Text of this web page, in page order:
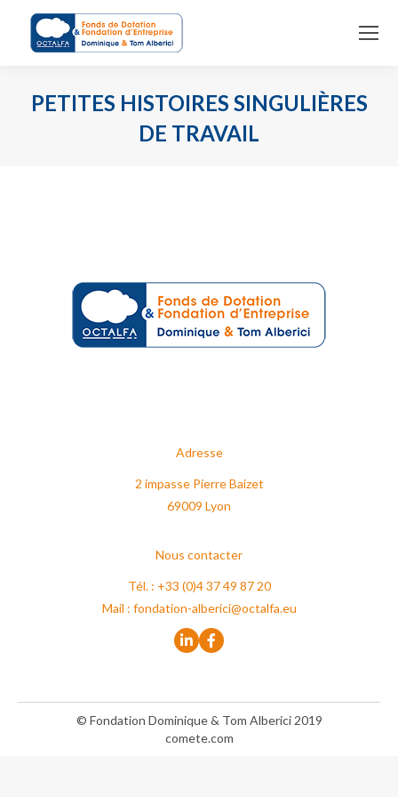
PETITES HISTOIRES SINGULIÈRES
DE TRAVAIL
Adresse
2 impasse Pierre Baizet
69009 Lyon
Nous contacter
Tél. : +33 (0)4 37 49 87 20
Mail : fondation-alberici@octalfa.eu
© Fondation Dominique & Tom Alberici 2019
comete.com